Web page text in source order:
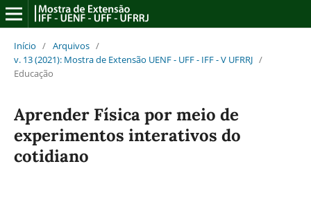
Início / Arquivos /
v. 13 (2021): Mostra de Extensão UENF - UFF - IFF - V UFRRJ /
Educação
Aprender Física por meio de
experimentos interativos do
cotidiano